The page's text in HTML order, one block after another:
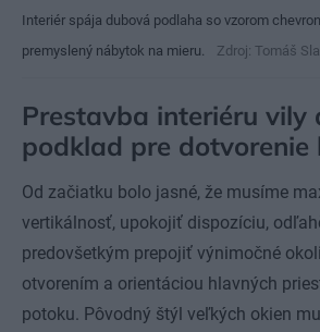
Interiér spája dubová podlaha so vzorom
premyslený nábytok na mieru.
Zdroj: Tomáš
Prestavba interiéru vily
podklad pre dotvorenie
Od začiatku bolo jasné, že musíme
vertikálnosť, upokojiť dispozíciu,
predovšetkým prepojiť výnimočné
otvorením a orientáciou hlavných
potoku. Pôvodný štýl veľkých okien